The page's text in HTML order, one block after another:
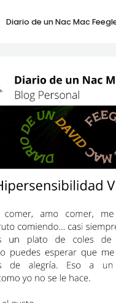
Diario de un Nac Mac